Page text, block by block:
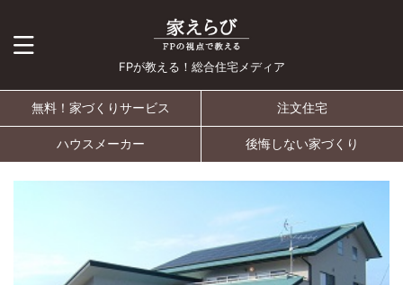
FPが教える！総合住宅メディア
無料！家づくりサービス 注文住宅
ハウスメーカー 後悔しない家づくり